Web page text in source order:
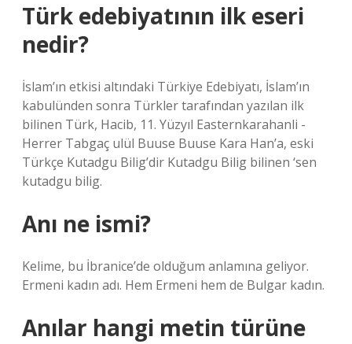
Türk edebiyatının ilk eseri
nedir?
İslam’ın etkisi altındaki Türkiye Edebiyatı, İslam’ın
kabulünden sonra Türkler tarafından yazılan ilk
bilinen Türk, Hacib, 11. Yüzyıl Easternkarahanli -
Herrer Tabgaç ulül Buuse Buuse Kara Han’a, eski
Türkçe Kutadgu Bilig’dir Kutadgu Bilig bilinen ‘sen
kutadgu bilig.
Anı ne ismi?
Kelime, bu İbranice’de olduğum anlamına geliyor.
Ermeni kadın adı. Hem Ermeni hem de Bulgar kadın.
Anılar hangi metin türüne